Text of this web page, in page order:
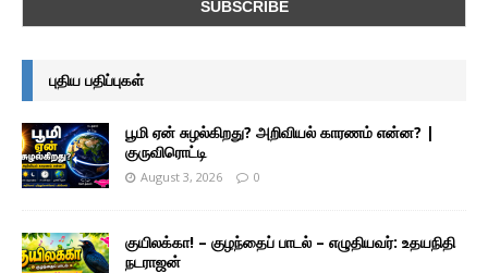
புதிய பதிப்புகள்
பூமி ஏன் சுழல்கிறது? அறிவியல் காரணம் என்ன? |
குருவிரொட்டி
August 3, 2026 0
குயிலக்கா! – குழந்தைப் பாடல் – எழுதியவர்: உதயநிதி
நடராஜன்